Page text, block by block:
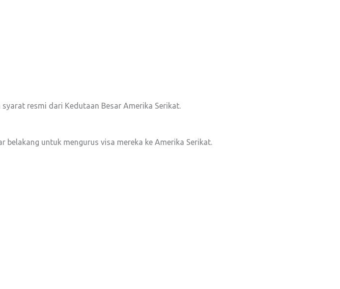
resmi dari Kedutaan Besar Amerika Serikat.
untuk mengurus visa mereka ke Amerika Serikat.